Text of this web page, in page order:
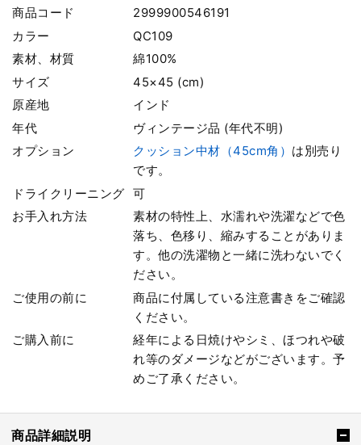
商品コード
2999900546191
カラー
QC109
素材、材質
綿100%
サイズ
45×45 (cm)
原産地
インド
年代
ヴィンテージ品 (年代不明)
オプション
クッション中材（45cm角） は別売り
です。
ドライクリーニング
可
お手入れ方法
素材の特性上、水濡れや洗濯などで色
落ち、色移り、縮みすることがありま
す。他の洗濯物と一緒に洗わないでく
ださい。
ご使用の前に
商品に付属している注意書きをご確認
ください。
ご購入前に
経年による日焼けやシミ、ほつれや破
れ等のダメージなどがございます。予
めご了承ください。
商品詳細説明